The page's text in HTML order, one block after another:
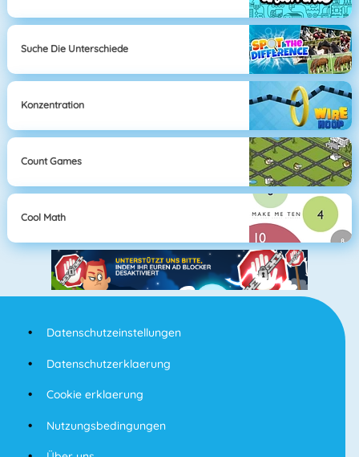
Suche Die Unterschiede
Konzentration
Count Games
Cool Math
Datenschutzeinstellungen
Datenschutzerklaerung
Cookie erklaerung
Nutzungsbedingungen